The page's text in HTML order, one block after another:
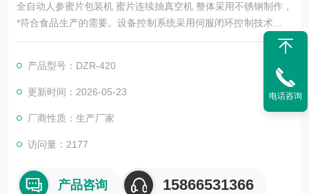
全自动人参蜜片包装机 蜜片连续抽真空机 整体采用不锈钢制作，
*符合食品生产的需要。设备控制系统采用伺服闭环控制技术配合
气动驱动技术，加上性能稳定可靠机械传动，可控制设备链条走
产品型号：DZR-420
更新时间：2026-05-23
厂商性质：生产厂家
访问量：2177
产品咨询 15866531366
电话咨询